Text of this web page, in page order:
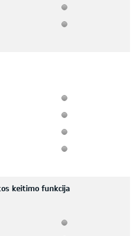
keitimo funkcija